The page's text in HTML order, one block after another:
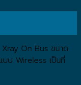
On Bus ขนาด
บบ Wireless เป็นที่